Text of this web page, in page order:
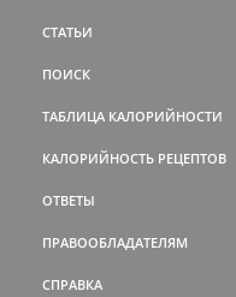
СТАТЬИ
ПОИСК
ТАБЛИЦА КАЛОРИЙНОСТИ
КАЛОРИЙНОСТЬ РЕЦЕПТОВ
ОТВЕТЫ
ПРАВООБЛАДАТЕЛЯМ
СПРАВКА